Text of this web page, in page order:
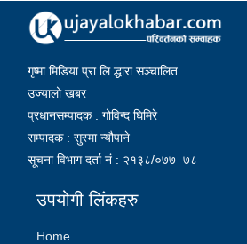
गृष्मा मिडिया प्रा.लि.द्धारा सञ्चालित
उज्यालो खबर
प्रधानसम्पादक : गोविन्द घिमिरे
सम्पादक : सुस्मा न्यौपाने
सूचना विभाग दर्ता नं : २१३८/०७७–७८
उपयोगी लिंकहरु
Home